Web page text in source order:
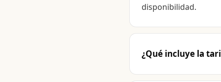
disponibilidad.
¿Qué incluye la